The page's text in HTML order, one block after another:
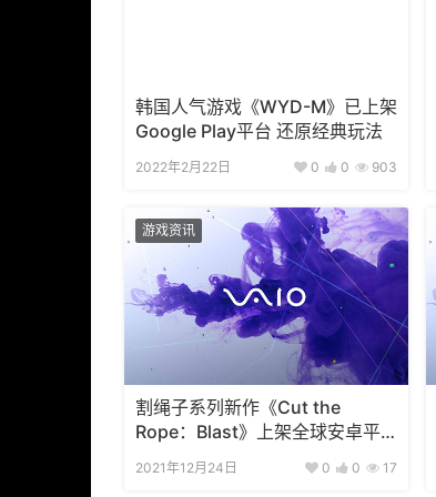
韩国人气游戏《WYD-M》已上架
Google Play平台 还原经典玩法
2022年2月22日 0 0 903
游戏资讯
割绳子系列新作《Cut the
Rope：Blast》上架全球安卓平
2021年12月24日 0 0 17